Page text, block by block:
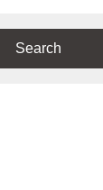
Search